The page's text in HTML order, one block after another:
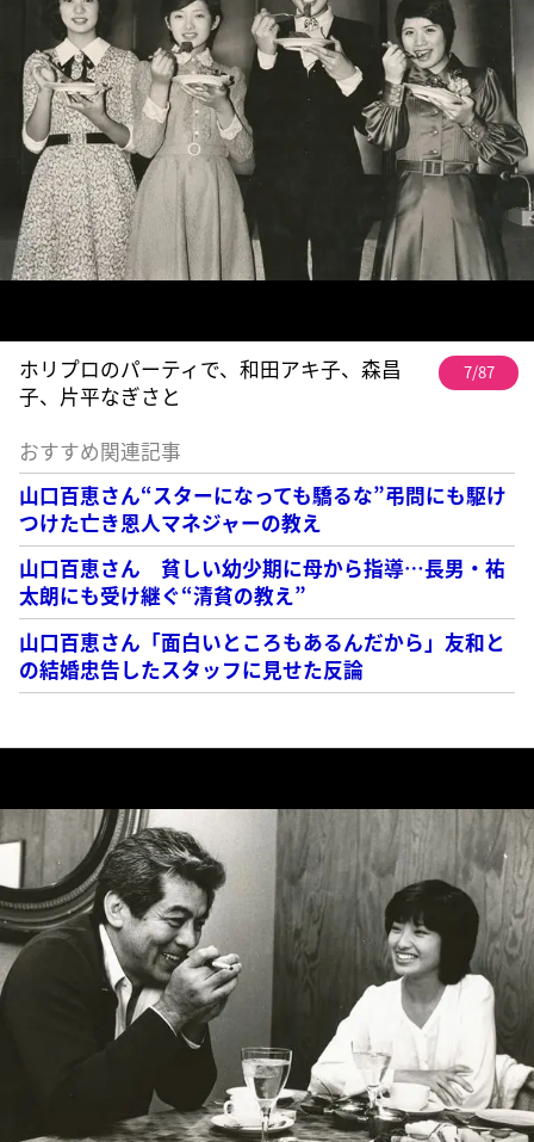
ホリプロのパーティで、和田アキ子、森昌
子、片平なぎさと
7/87
おすすめ関連記事
山口百恵さん“スターになっても驕るな”弔問にも駆け
つけた亡き恩人マネジャーの教え
山口百恵さん 貧しい幼少期に母から指導…長男・祐
太朗にも受け継ぐ“清貧の教え”
山口百恵さん「面白いところもあるんだから」友和と
の結婚忠告したスタッフに見せた反論